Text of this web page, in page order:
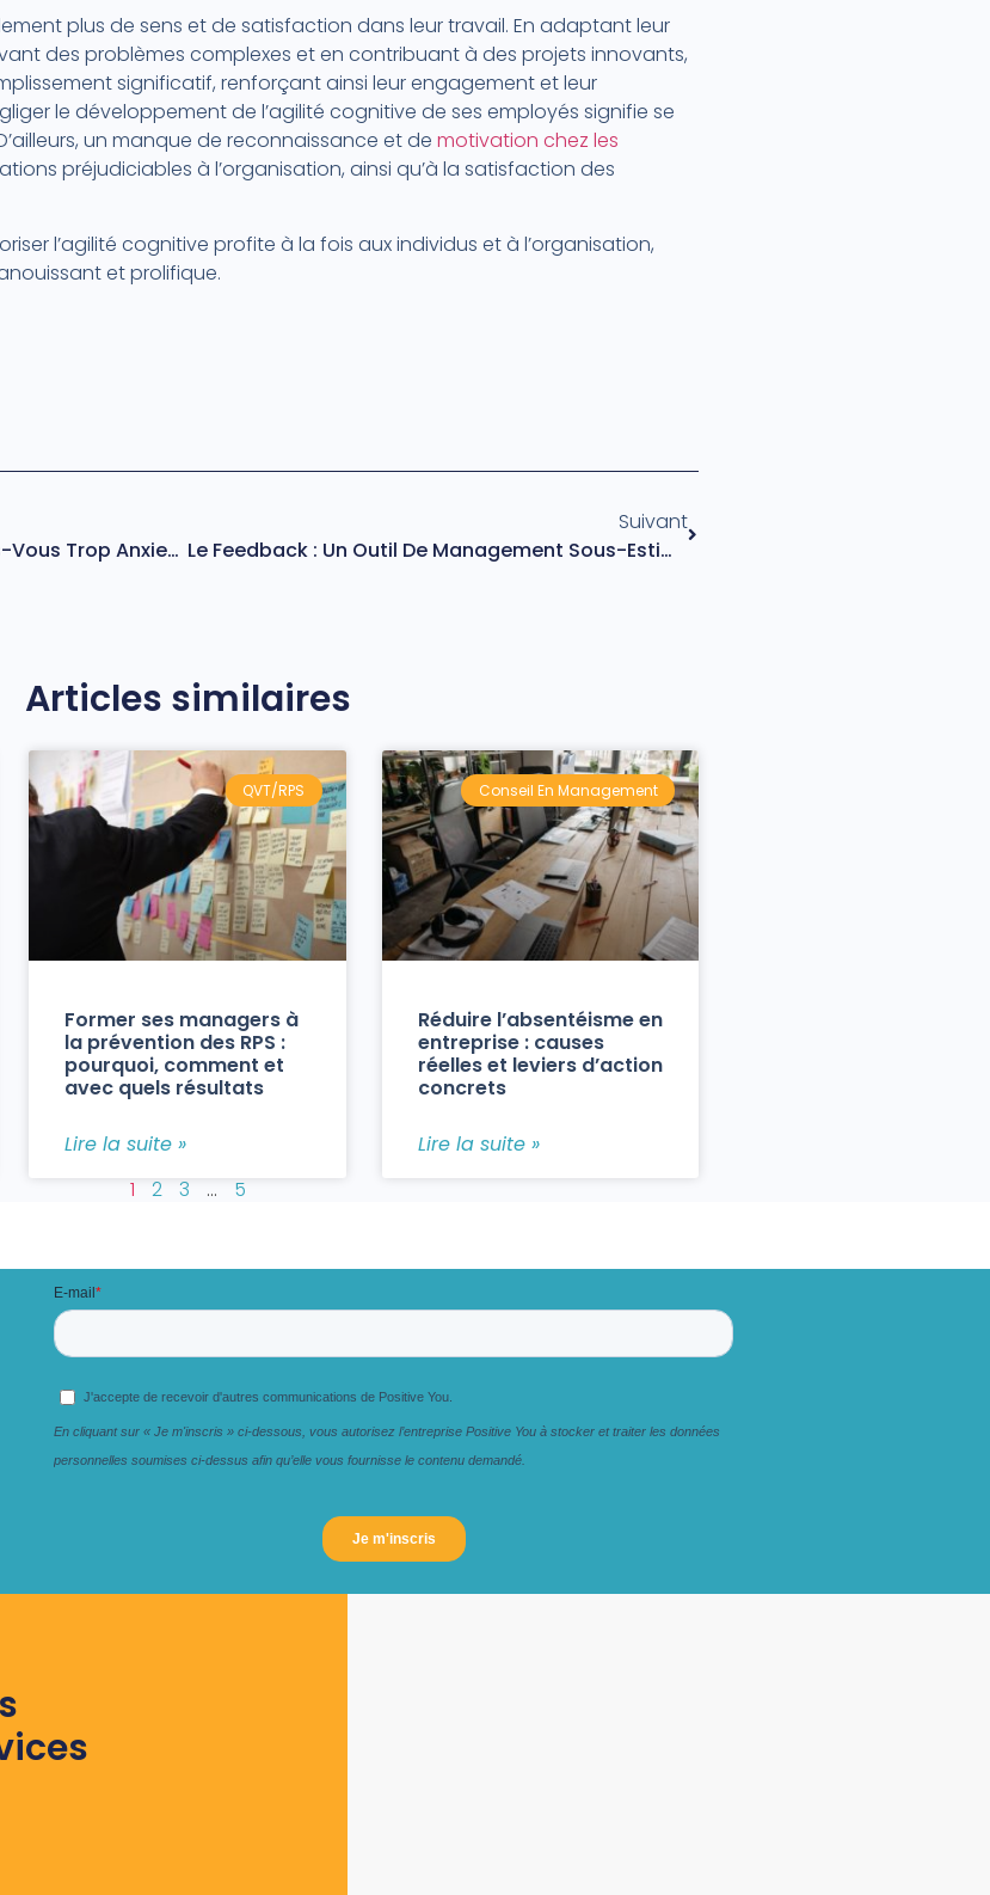
plus de sens et de satisfaction dans leur travail. En adaptant leur
des problèmes complexes et en contribuant à des projets innovants,
significatif, renforçant ainsi leur engagement et leur
le développement de l’agilité cognitive de ses employés signifie se
un manque de reconnaissance et de motivation chez les
préjudiciables à l’organisation, ainsi qu’à la satisfaction des
l’agilité cognitive profite à la fois aux individus et à l’organisation,
et prolifique.
Trouble Anxieux Généralisé : Êtes-Vous Trop Anxieux.se ?
Suivant
Le Feedback : Un Outil De Management Sous-Estimé
Articles similaires
QVT/RPS
Former ses managers à
la prévention des RPS :
pourquoi, comment et
avec quels résultats
Lire la suite »
Conseil En Management
Réduire l’absentéisme en
entreprise : causes
réelles et leviers d’action
concrets
Lire la suite »
1
2 3 … 5